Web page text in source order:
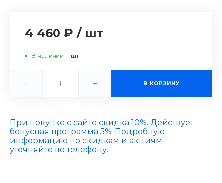
4 460 ₽ / шт
В наличии 1 шт
- + В КОРЗИНУ
При покупке с сайте скидка 10%. Действует
бонусная программа 5%. Подробную
информацию по скидкам и акциям
уточняйте по телефону.